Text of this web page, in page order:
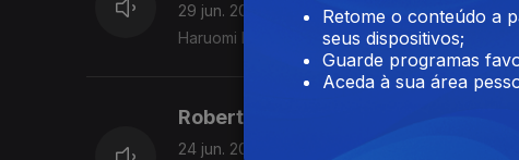
29 jun. 2026
Haruomi Hosono/Tin Pan Alley "In China
Robert Aiki Aubrey Lowe
24 jun. 2026
Retome o conteúdo a
seus dispositivos;
Guarde programas
Aceda à sua área